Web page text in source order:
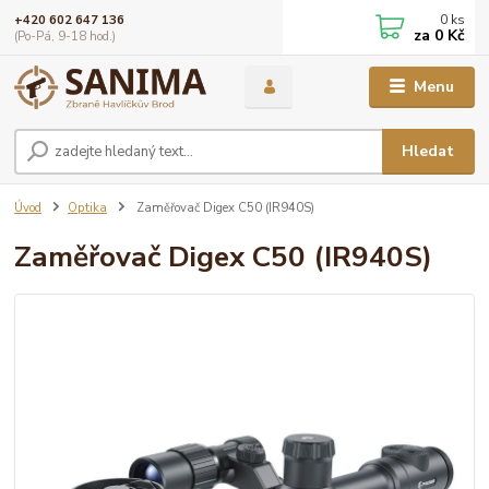
Menu
Hledat
+420 602 647 136
(Po-Pá, 9-18 hod.)
0 ks
za 0 Kč
Úvod Optika Zaměřovač Digex C50 (IR940S)
Zaměřovač Digex C50 (IR940S)